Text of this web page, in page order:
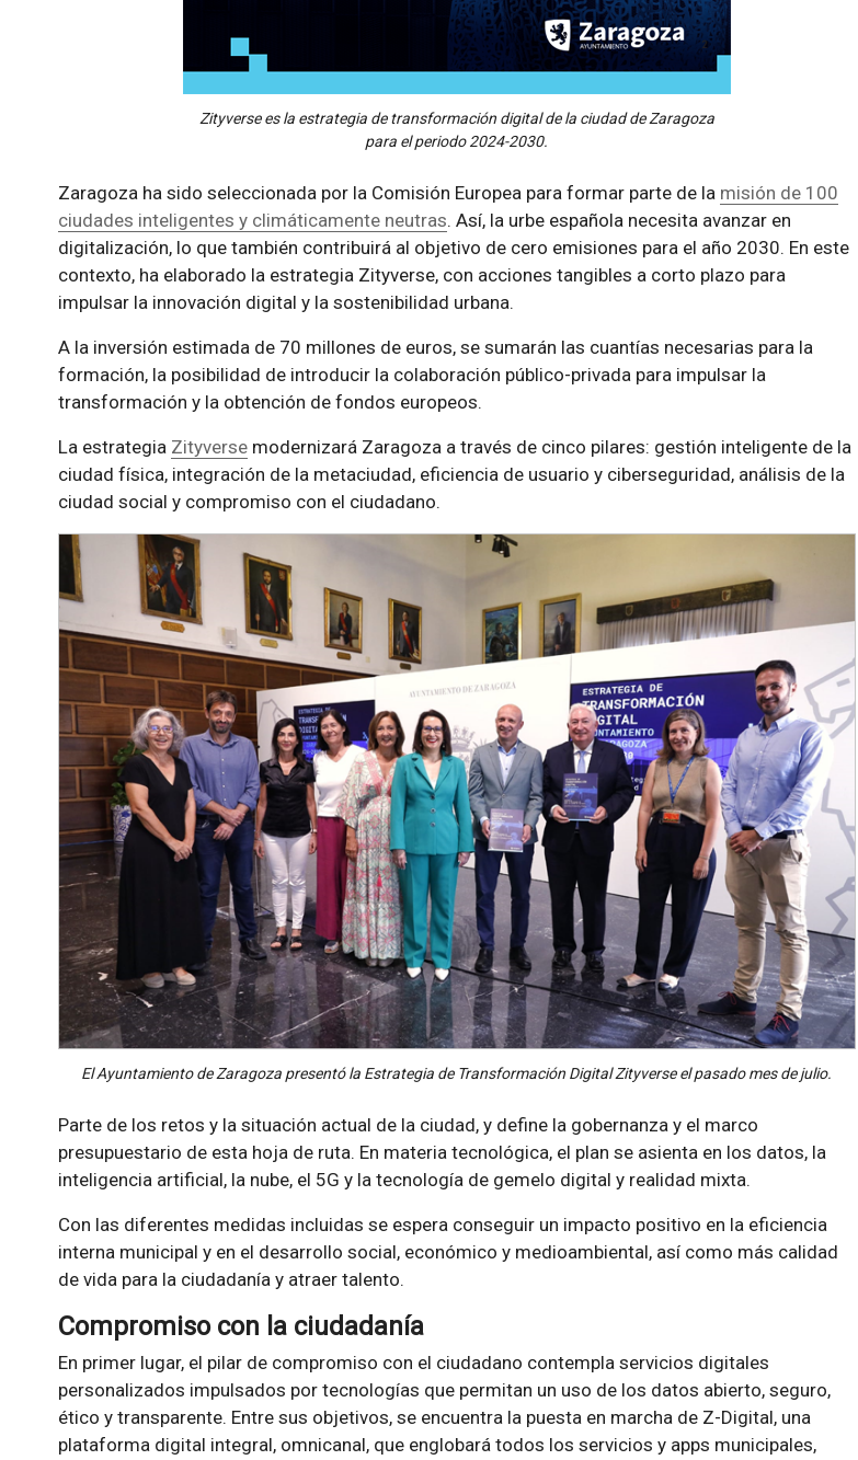
Zityverse es la estrategia de transformación digital de la ciudad de Zaragoza
para el periodo 2024-2030.
Zaragoza ha sido seleccionada por la Comisión Europea para formar parte de la misión de 100
ciudades inteligentes y climáticamente neutras. Así, la urbe española necesita avanzar en
digitalización, lo que también contribuirá al objetivo de cero emisiones para el año 2030. En este
contexto, ha elaborado la estrategia Zityverse, con acciones tangibles a corto plazo para
impulsar la innovación digital y la sostenibilidad urbana.
A la inversión estimada de 70 millones de euros, se sumarán las cuantías necesarias para la
formación, la posibilidad de introducir la colaboración público-privada para impulsar la
transformación y la obtención de fondos europeos.
La estrategia Zityversemodernizará Zaragoza a través de cinco pilares: gestión inteligente de la
ciudad física, integración de la metaciudad, eficiencia de usuario y ciberseguridad, análisis de la
ciudad social y compromiso con el ciudadano.
El Ayuntamiento de Zaragoza presentó la Estrategia de Transformación Digital Zityverse el pasado mes de julio.
Parte de los retos y la situación actual de la ciudad, y define la gobernanza y el marco
presupuestario de esta hoja de ruta. En materia tecnológica, el plan se asienta en los datos, la
inteligencia artificial, la nube, el 5G y la tecnología de gemelo digital y realidad mixta.
Con las diferentes medidas incluidas se espera conseguir un impacto positivo en la eficiencia
interna municipal y en el desarrollo social, económico y medioambiental, así como más calidad
de vida para la ciudadanía y atraer talento.
Compromiso con la ciudadanía
En primer lugar, el pilar de compromiso con el ciudadano contempla servicios digitales
personalizados impulsados por tecnologías que permitan un uso de los datos abierto, seguro,
ético y transparente. Entre sus objetivos, se encuentra la puesta en marcha de Z-Digital, una
plataforma digital integral, omnicanal, que englobará todos los servicios y apps municipales,